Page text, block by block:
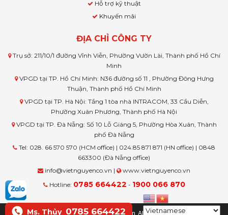
Hỗ trợ kỹ thuật
Khuyến mãi
ĐỊA CHỈ CÔNG TY
Trụ sở: 211/10/1 đường Vĩnh Viễn, Phường Vườn Lài, Thành phố Hồ Chí
Minh
VPGD tại TP. Hồ Chí Minh: N36 đường số 11 , Phường Đông Hưng
Thuận, Thành phố Hồ Chí Minh
VPGD tại TP. Hà Nội: Tầng 1 tòa nhà INTRACOM, 33 Cầu Diễn,
Phường Xuân Phương, Thành phố Hà Nội
VPGD tại TP. Đà Nẵng: Số 10 Lỗ Giáng 5, Phường Hòa Xuân, Thành
phố Đà Nẵng
Tel: 028. 66 570 570 (HCM office) | 024.85 871 871 (HN office) | 0848
663300 (Đà Nẵng office)
info@vietnguyenco.vn |
www.vietnguyenco.vn
Hotline: 0785 664422 - 1900 066 870
© Copyright www.vietnguyenco.vn, All rights reserved
Ms. Thủy 0785 664422